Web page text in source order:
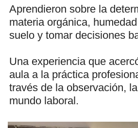
Aprendieron sobre la
materia orgánica,
suelo y tomar decisiones
Una experiencia que
aula a la práctica
través de la observación,
mundo laboral.